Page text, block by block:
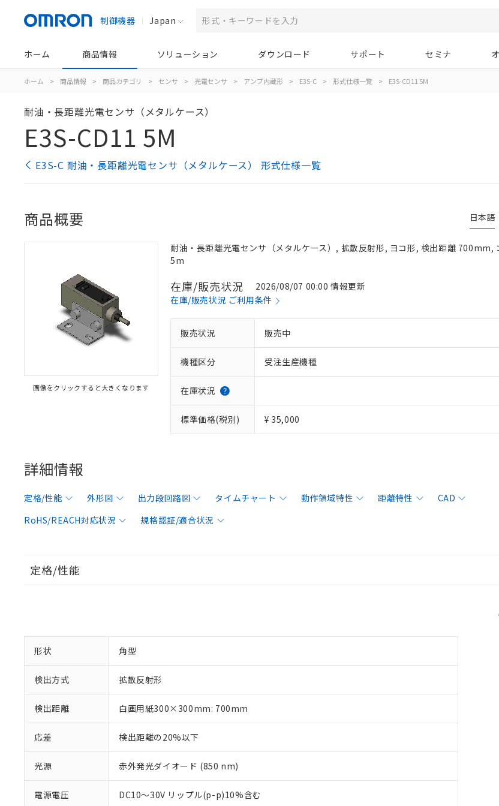
制御機器 Japan
ホーム 商品情報 ソリューション ダウンロード サポート セミナ
ホーム > 商品情報 > 商品カテゴリ > センサ > 光電センサ > アンプ内蔵形 > E3S-C > 形式仕様一覧 > E3S-CD11 5M
耐油・長距離光電センサ（メタルケース）
E3S-CD11 5M
E3S-C 耐油・長距離光電センサ（メタルケース） 形式仕様一覧
日本語
商品概要
画像をクリックすると大きくなります
耐油・長距離光電センサ（メタルケース）, 拡散反射形, ヨコ形, 検出距離 700mm,
5m
在庫/販売状況
2026/08/07 00:00 情報更新
在庫/販売状況 ご利用条件
販売状況 販売中
機種区分 受注生産機種
在庫状況
標準価格(税別) ¥ 35,000
詳細情報
定格/性能 外形図 出力段回路図 タイムチャート 動作領域特性 距離特性
CAD
RoHS/REACH対応状況
規格認証/適合状況
定格/性能
形状 角型
検出方式 拡散反射形
検出距離 白画用紙300×300mm: 700mm
応差 検出距離の20%以下
光源 赤外発光ダイオード (850 nm)
電源電圧 DC10～30V リップル(p-p)10%含む